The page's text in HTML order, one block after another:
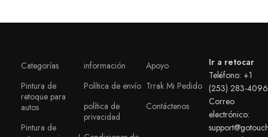
Categorías
Pintura de
retoque para
autos
Pintura de
información
Política de envío
política de
privacidad
Apoyo
Trrak Mi Pedido
Contáctenos
Ir a retocar
Teléfono: +1
(253) 283-4096
Correo
electrónico: